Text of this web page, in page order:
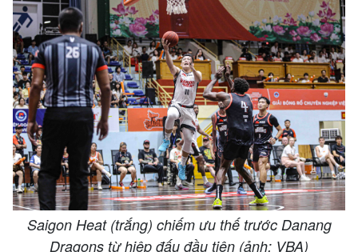
Saigon Heat (trắng) chiếm ưu thế trước Danang
Dragons từ hiệp đấu đầu tiên (ảnh: VBA)